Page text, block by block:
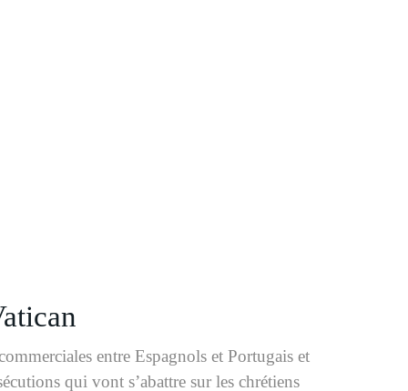
entre Espagnols et Portugais et
qui vont s’abattre sur les chrétiens